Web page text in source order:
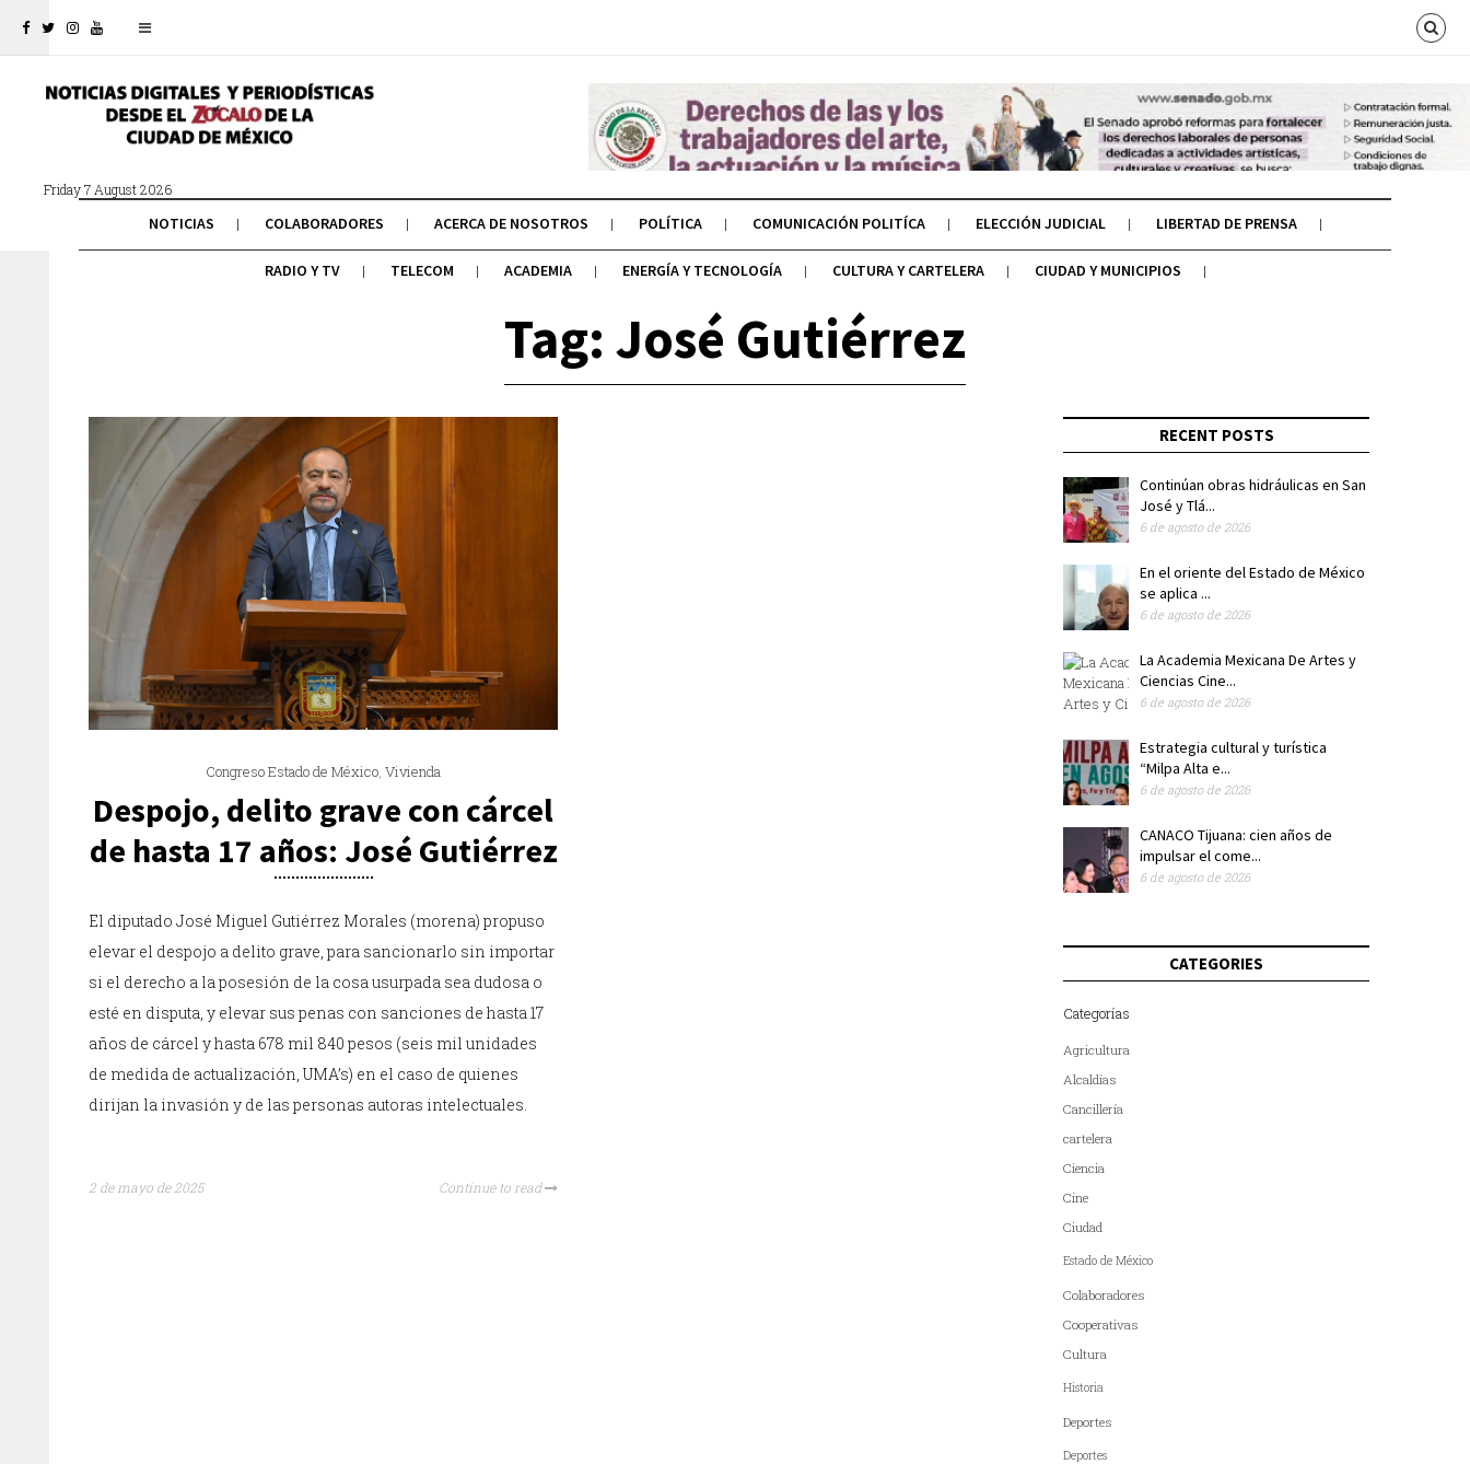
Friday 7 August 2026
NOTICIAS COLABORADORES ACERCA DE NOSOTROS POLÍTICA COMUNICACIÓN POLITÍCA ELECCIÓN JUDICIAL LIBERTAD DE PRENSA
RADIO Y TV TELECOM ACADEMIA ENERGÍA Y TECNOLOGÍA CULTURA Y CARTELERA CIUDAD Y MUNICIPIOS
Tag: José Gutiérrez
Congreso Estado de México,Vivienda
Despojo, delito grave con cárcel
de hasta 17 años: José Gutiérrez
El diputado José Miguel Gutiérrez Morales (morena) propuso
elevar el despojo a delito grave, para sancionarlo sin importar
si el derecho a la posesión de la cosa usurpada sea dudosa o
esté en disputa, y elevar sus penas con sanciones de hasta 17
años de cárcel y hasta 678 mil 840 pesos (seis mil unidades
de medida de actualización, UMA’s) en el caso de quienes
dirijan la invasión y de las personas autoras intelectuales.
2 de mayo de 2025 Continue to read
RECENT POSTS
Continúan obras hidráulicas en San
José y Tlá...
6 de agosto de 2026
En el oriente del Estado de México
se aplica ...
6 de agosto de 2026
La Academia Mexicana De Artes y
Ciencias Cine...
6 de agosto de 2026
Estrategia cultural y turística
“Milpa Alta e...
6 de agosto de 2026
CANACO Tijuana: cien años de
impulsar el come...
6 de agosto de 2026
CATEGORIES
Categorías
Agricultura
Alcaldías
Cancillería
cartelera
Ciencia
Cine
Ciudad
Estado de México
Colaboradores
Cooperativas
Cultura
Historia
Deportes
Deportes